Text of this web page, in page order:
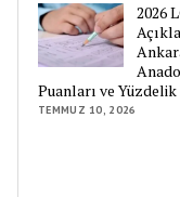
2026
Puanları ve
TEMMUZ 10, 2026